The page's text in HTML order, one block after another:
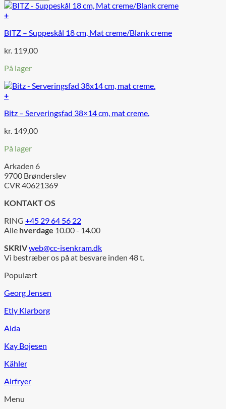
+
BITZ – Suppeskål 18 cm, Mat creme/Blank creme
kr. 119,00
På lager
+
Bitz – Serveringsfad 38×14 cm, mat creme.
kr. 149,00
På lager
Arkaden 6
9700 Brønderslev
CVR 40621369
KONTAKT OS
RING +45 29 64 56 22
Alle hverdage 10.00 - 14.00
SKRIVweb@cc-isenkram.dk
Vi bestræber os på at besvare inden 48 t.
Populært
Georg Jensen
Etly Klarborg
Aida
Kay Bojesen
Kähler
Airfryer
Menu